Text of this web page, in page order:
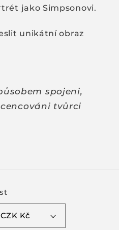
jako Simpsonovi.
unikátní obraz
spojeni,
tvůrci
Česko | CZK Kč